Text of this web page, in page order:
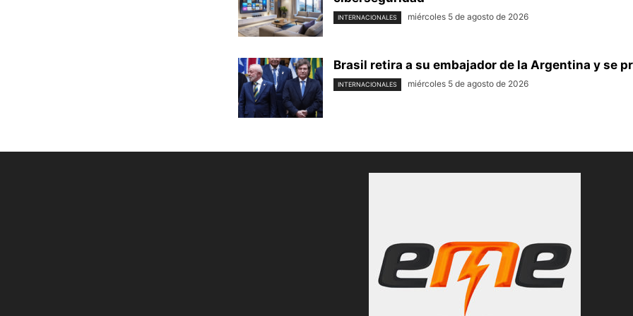
INTERNACIONALES miércoles 5 de agosto de 2026
Brasil retira a su embajador de la Argentina y se
INTERNACIONALES miércoles 5 de agosto de 2026